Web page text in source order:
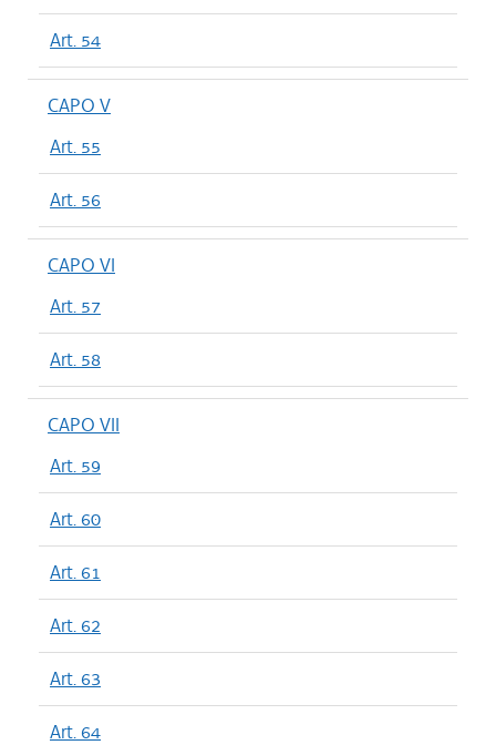
Art. 54
CAPO V
Art. 55
Art. 56
CAPO VI
Art. 57
Art. 58
CAPO VII
Art. 59
Art. 60
Art. 61
Art. 62
Art. 63
Art. 64